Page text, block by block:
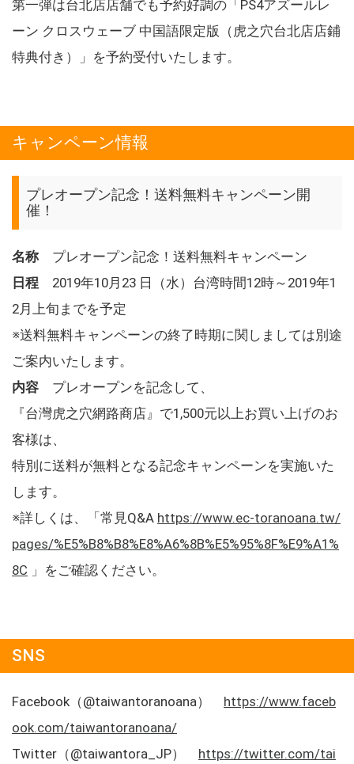
第一弾は台北店店舗でも予約好調の「PS4アズールレ
ーン クロスウェーブ 中国語限定版（虎之穴台北店店鋪
特典付き）」を予約受付いたします。
キャンペーン情報
プレオープン記念！送料無料キャンペーン開
催！
名称 プレオープン記念！送料無料キャンペーン
日程 2019年10月23 日（水）台湾時間12時～2019年1
2月上旬までを予定
※送料無料キャンペーンの終了時期に関しましては別途
ご案内いたします。
内容 プレオープンを記念して、
『台灣虎之穴網路商店』で1,500元以上お買い上げのお
客様は、
特別に送料が無料となる記念キャンペーンを実施いた
します。
※詳しくは、「常見Q&A https://www.ec-toranoana.tw/
pages/%E5%B8%B8%E8%A6%8B%E5%95%8F%E9%A1%
8C 」をご確認ください。
SNS
Facebook（@taiwantoranoana） https://www.faceb
ook.com/taiwantoranoana/
Twitter（@taiwantora_JP） https://twitter.com/tai